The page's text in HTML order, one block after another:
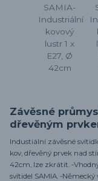
Závěsné
dřevěným
Industiální závěsné
kov, dřevěný prvek nad
42cm, lze zkrátit. -
svítidel SAMIA. -Německý